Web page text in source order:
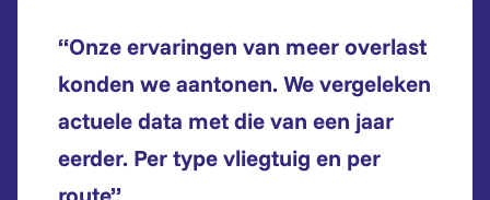
“Onze ervaringen van meer overlast
konden we aantonen. We vergeleken
actuele data met die van een jaar
eerder. Per type vliegtuig en per